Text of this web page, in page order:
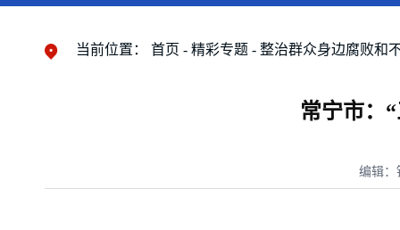
当前位置： 首页 精彩专题 整治群众身边腐败和
常宁市：
编辑：